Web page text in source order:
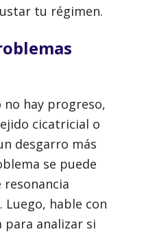
tu régimen.
no hay progreso,
cicatricial o
desgarro más
se puede
Luego, hable con
analizar si